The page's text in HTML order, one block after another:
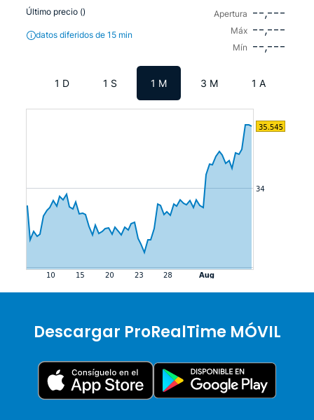
Último precio ()
datos diferidos de 15 min
Apertura --,---
Máx --,---
Mín --,---
1 D 1 S 1 M 3 M 1 A
Descargar ProRealTime MÓVIL